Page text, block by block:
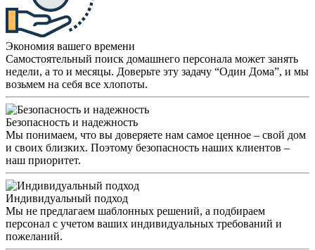
Экономия вашего времени
Самостоятельный поиск домашнего персонала может занять
недели, а то и месяцы. Доверьте эту задачу “Один Дома”, и мы
возьмем на себя все хлопоты.
Безопасность и надежность
Мы понимаем, что вы доверяете нам самое ценное – свой дом
и своих близких. Поэтому безопасность наших клиентов –
наш приоритет.
Индивидуальный подход
Мы не предлагаем шаблонных решений, а подбираем
персонал с учетом ваших индивидуальных требований и
пожеланий.